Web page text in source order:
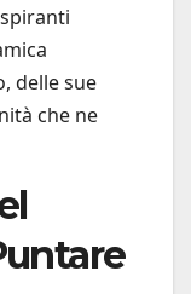
delle sue
che ne